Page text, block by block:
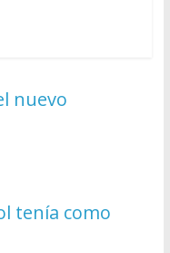
nuevo
tenía como